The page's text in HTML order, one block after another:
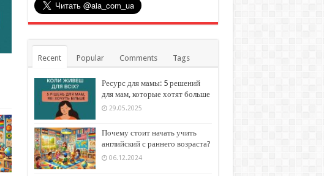
Recent Popular Comments Tags
Ресурс для мамы: 5 решений
для мам, которые хотят больше
29.05.2025
Почему стоит начать учить
английский с раннего возраста?
06.12.2024